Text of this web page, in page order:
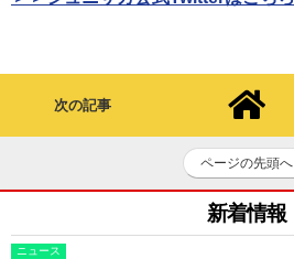
次の記事
ページの先頭へ
新着情報
ニュース